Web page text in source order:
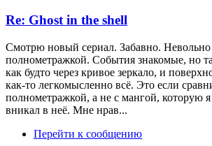
Re: Ghost in the shell
Смотрю новый сериал. Забавно.
полнометражкой. События знакомые, но
как будто через кривое зеркало, и
как-то легкомысленно всё. Это если
полнометражкой, а не с мангой, которую
вникал в неё. Мне нрав...
Перейти к сообщению